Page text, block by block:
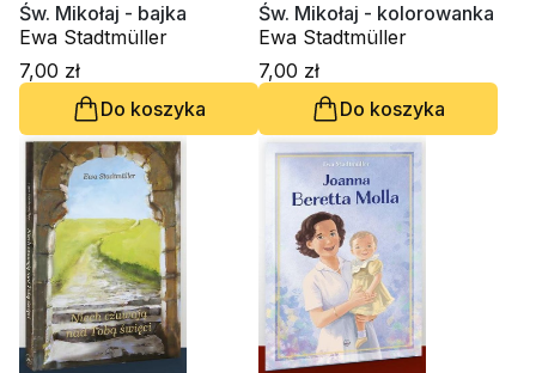
Św. Mikołaj - bajka
Ewa Stadtmüller
7,00 zł
Do koszyka
Św. Mikołaj - kolorowanka
Ewa Stadtmüller
7,00 zł
Do koszyka